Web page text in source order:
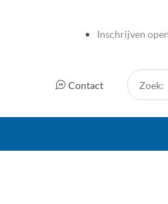
Inschrijven
Contact
Zoek: